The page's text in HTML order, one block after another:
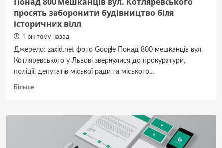
просять заборонити будівництво біля
історичних вілл
1 рік тому назад
Джерело: zaxid.net фото Google Понад 800 мешканців вул.
Котляревського у Львові звернулися до прокуратури,
поліції, депутатів міської ради та міського...
БільшеДокладніше
800
Котляревського